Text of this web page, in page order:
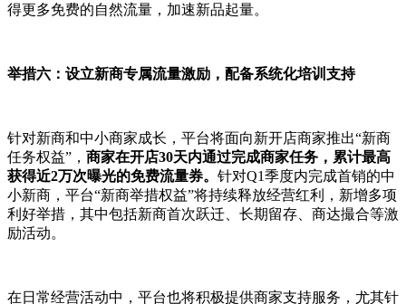
得更多免费的自然流量，加速新品起量。
举措六：设立新商专属流量激励，配备系统化培训支持
针对新商和中小商家成长，平台将面向新开店商家推出“新商
任务权益”， 商家在开店30天内通过完成商家任务，累计最高
获得近2万次曝光的免费流量券。 针对Q1季度内完成首销的中
小新商，平台“新商举措权益”将持续释放经营红利，新增多项
利好举措，其中包括新商首次跃迁、长期留存、商达撮合等激
励活动。
在日常经营活动中，平台也将积极提供商家支持服务，尤其针